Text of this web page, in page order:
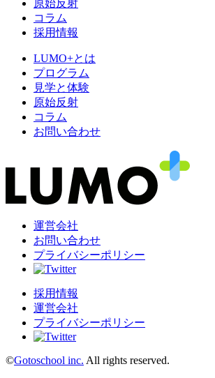
原始反射
コラム
採用情報
LUMO+とは
プログラム
見学と体験
原始反射
コラム
お問い合わせ
運営会社
お問い合わせ
プライバシーポリシー
採用情報
運営会社
プライバシーポリシー
©Gotoschool inc. All rights reserved.